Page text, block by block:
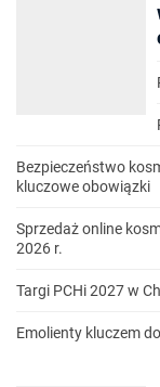
Bezpieczeństwo
kluczowe obowiązki
Sprzedaż online
2026 r.
Targi PCHi 2027 w
Emolienty kluczem